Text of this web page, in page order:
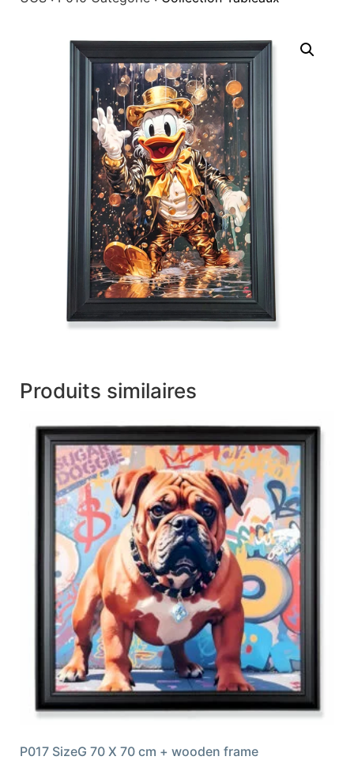
Produits similaires
P017 SizeG 70 X 70 cm + wooden frame